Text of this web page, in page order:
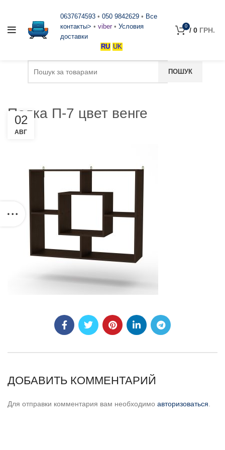
0637674593 • 050 9842629 • Все
контакты> • viber • Условия
доставки
RU UK
0 / 0 ГРН.
Полка П-7 цвет венге
02
АВГ
ДОБАВИТЬ КОММЕНТАРИЙ
Для отправки комментария вам необходимо авторизоваться